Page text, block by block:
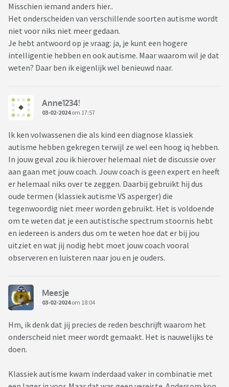
Misschien iemand anders hier..
Het onderscheiden van verschillende soorten autisme wordt
niet voor niks niet meer gedaan.
Je hebt antwoord op je vraag: ja, je kunt een hogere
intelligentie hebben en ook autisme. Maar waarom wil je dat
weten? Daar ben ik eigenlijk wel benieuwd naar.
Anne1234!
03-02-2024om 17:57
Ik ken volwassenen die als kind een diagnose klassiek
autisme hebben gekregen terwijl ze wel een hoog iq hebben.
In jouw geval zou ik hierover helemaal niet de discussie over
aan gaan met jouw coach. Jouw coach is geen expert en heeft
er helemaal niks over te zeggen. Daarbij gebruikt hij dus
oude termen (klassiek autisme VS asperger) die
tegenwoordig niet meer worden gebruikt. Het is voldoende
om te weten dat je een autistische spectrum stoornis hebt
en iedereen is anders dus om te weten hoe dat er bij jou
uitziet en wat jij nodig hebt moet jouw coach vooral
observeren en luisteren naar jou en je ouders.
Meesje
03-02-2024om 18:04
Hm, ik denk dat jij precies de reden beschrijft waarom het
onderscheid niet meer wordt gemaakt. Het is nauwelijks te
doen.
Klassiek autisme kwam inderdaad vaker in combinatie met